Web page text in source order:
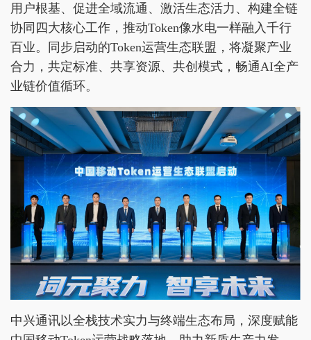
用户根基、促进全域流通、激活生态活力、构建全链
协同四大核心工作，推动Token像水电一样融入千行
百业。同步启动的Token运营生态联盟，将凝聚产业
合力，共定标准、共享资源、共创模式，畅通AI全产
业链价值循环。
中兴通讯以全栈技术实力与终端生态布局，深度赋能